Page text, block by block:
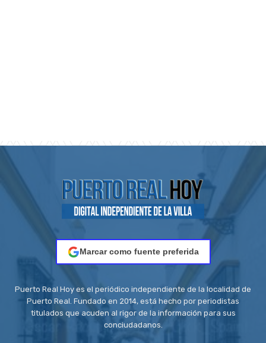
Marcar como fuente preferida
Puerto Real Hoy es el periódico independiente de la localidad de
Puerto Real. Fundado en 2014, está hecho por periodistas
titulados que acuden al rigor de la información para sus
conciudadanos.